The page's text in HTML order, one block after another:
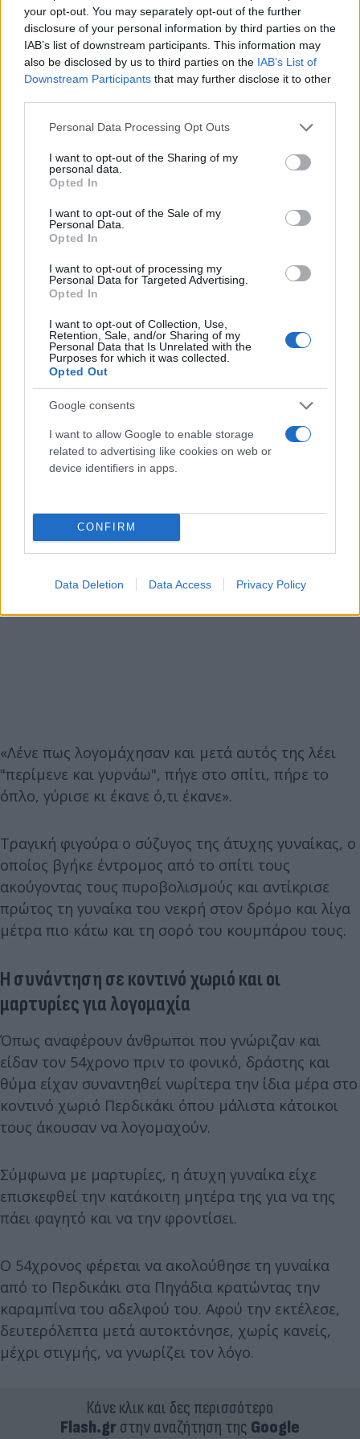
your opt-out. You may separately opt-out of the further
disclosure of your personal information by third parties on the
IAB’s list of downstream participants. This information may
also be disclosed by us to third parties on the IAB’s List of
Downstream Participants that may further disclose it to other
Please note that this website/app uses one or more Google
not limited to your visit or usage behaviour. You may click to
grant or deny consent to Google and its third-party tags to
use your data for below specified purposes in below Google
consent section.
Personal Data Processing Opt Outs
I want to opt-out of the Sharing of my
personal data.
Opted In
I want to opt-out of the Sale of my
Personal Data.
Opted In
I want to opt-out of processing my
Personal Data for Targeted Advertising.
Opted In
I want to opt-out of Collection, Use,
Retention, Sale, and/or Sharing of my
Personal Data that Is Unrelated with the
Purposes for which it was collected.
Opted Out
Google consents
I want to allow Google to enable storage
related to advertising like cookies on web or
device identifiers in apps.
CONFIRM
Data Deletion Data Access Privacy Policy
Η 50χρονη γυναίκα, σύζυγος και μητέρα τριών
αγοριών, εκτελέστηκε πριν προλάβει να κάνει το
παραμικρό για να γλιτώσει. Την ώρα που έβγαζε
από το αυτοκίνητό της τις σακούλες με τα ψώνια
της, νονός του μεγάλου της γιου, την
πυροβόλησε εν ψυχρώ. Αμέσως μετά, έστρεψε
την καραμπίνα στον εαυτό του και έβαλε τέλος στη
«Λένε πως λογομάχησαν και μετά αυτός της λέει
"περίμενε και γυρνάω", πήγε στο σπίτι, πήρε το
όπλο, γύρισε κι έκανε ό,τι έκανε».
Τραγική φιγούρα ο σύζυγος της άτυχης γυναίκας, ο
οποίος βγήκε έντρομος από το σπίτι τους
ακούγοντας τους πυροβολισμούς και αντίκρισε
πρώτος τη γυναίκα του νεκρή στον δρόμο και λίγα
μέτρα πιο κάτω και τη σορό του κουμπάρου τους.
Η συνάντηση σε κοντινό χωριό και οι
μαρτυρίες για λογομαχία
Όπως αναφέρουν άνθρωποι που γνώριζαν και
είδαν τον 54χρονο πριν το φονικό, δράστης και
θύμα είχαν συναντηθεί νωρίτερα την ίδια μέρα στο
κοντινό χωριό Περδικάκι όπου μάλιστα κάτοικοι
τους άκουσαν να λογομαχούν.
Σύμφωνα με μαρτυρίες, η άτυχη γυναίκα είχε
επισκεφθεί την κατάκοιτη μητέρα της για να της
πάει φαγητό και να την φροντίσει.
Ο 54χρονος φέρεται να ακολούθησε τη γυναίκα
από το Περδικάκι στα Πηγάδια κρατώντας την
καραμπίνα του αδελφού του. Αφού την εκτέλεσε,
δευτερόλεπτα μετά αυτοκτόνησε, χωρίς κανείς,
μέχρι στιγμής, να γνωρίζει τον λόγο.
Κάνε κλικ και δες περισσότερο
Flash.grστην αναζήτηση της Google